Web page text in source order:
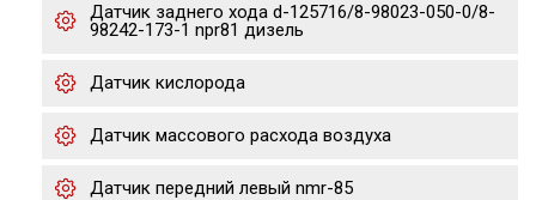
Датчик заднего хода d-125716/8-98023-050-0/8-
98242-173-1 npr81 дизель
Датчик кислорода
Датчик массового расхода воздуха
Датчик передний левый nmr-85